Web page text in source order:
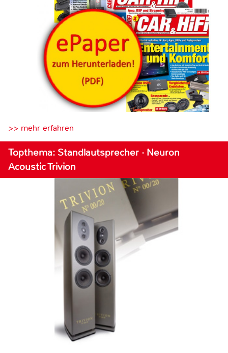
>> mehr erfahren
Topthema: Standlautsprecher · Neuron
Acoustic Trivion